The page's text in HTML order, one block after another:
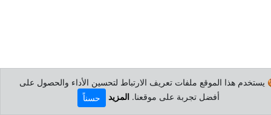
يستخدم هذا الموقع ملفات تعريف الارتباط لتحسين الأداء والحصول على
أفضل تجربة على موقعنا.المزيد حسناً